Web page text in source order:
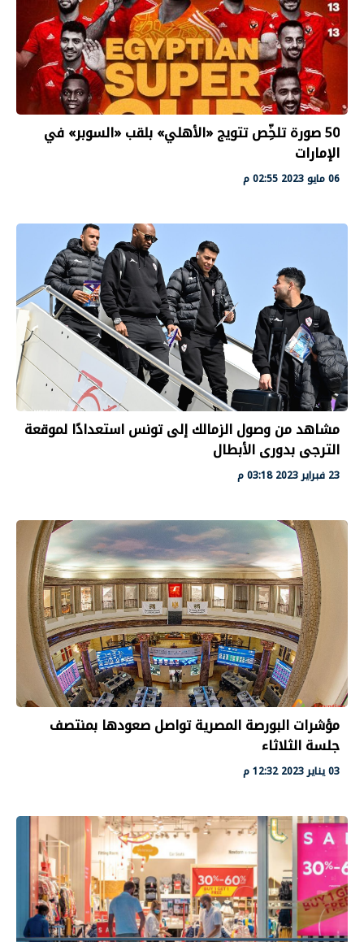
50 صورة تلخِّص تتويج «الأهلي» بلقب «السوبر» في
الإمارات
06 مايو 2023 02:55 م
مشاهد من وصول الزمالك إلى تونس استعدادًا لموقعة
الترجى بدورى الأبطال
23 فبراير 2023 03:18 م
مؤشرات البورصة المصرية تواصل صعودها بمنتصف
جلسة الثلاثاء
03 يناير 2023 12:32 م